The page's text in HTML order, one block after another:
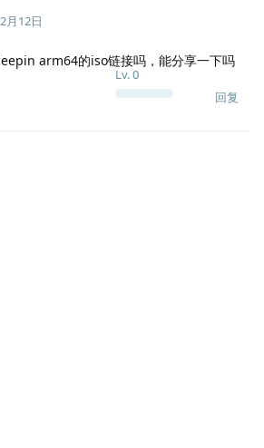
Lv.0
月12日
arm64的iso链接吗，能分享一下吗
回复